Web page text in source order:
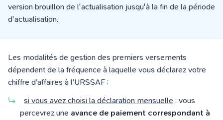
version brouillon de l'actualisation jusqu'à la fin de la période
d'actualisation.
Les modalités de gestion des premiers versements
dépendent de la fréquence à laquelle vous déclarez votre
chiffre d’affaires à l’URSSAF :
si vous avez choisi la déclaration mensuelle : vous
percevrez une avance de paiement correspondant à